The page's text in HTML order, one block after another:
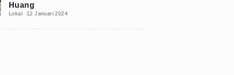
Huang
Lokal 12 Januari 2024